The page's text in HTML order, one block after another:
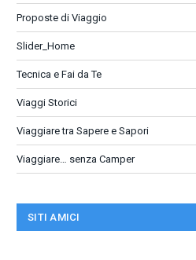
Proposte di Viaggio
Slider_Home
Tecnica e Fai da Te
Viaggi Storici
Viaggiare tra Sapere e Sapori
Viaggiare… senza Camper
SITI AMICI